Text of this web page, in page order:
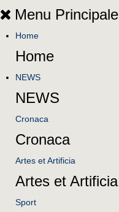
Menu Principale
Home
Home
NEWS
NEWS
Cronaca
Cronaca
Artes et Artificia
Artes et Artificia
Sport